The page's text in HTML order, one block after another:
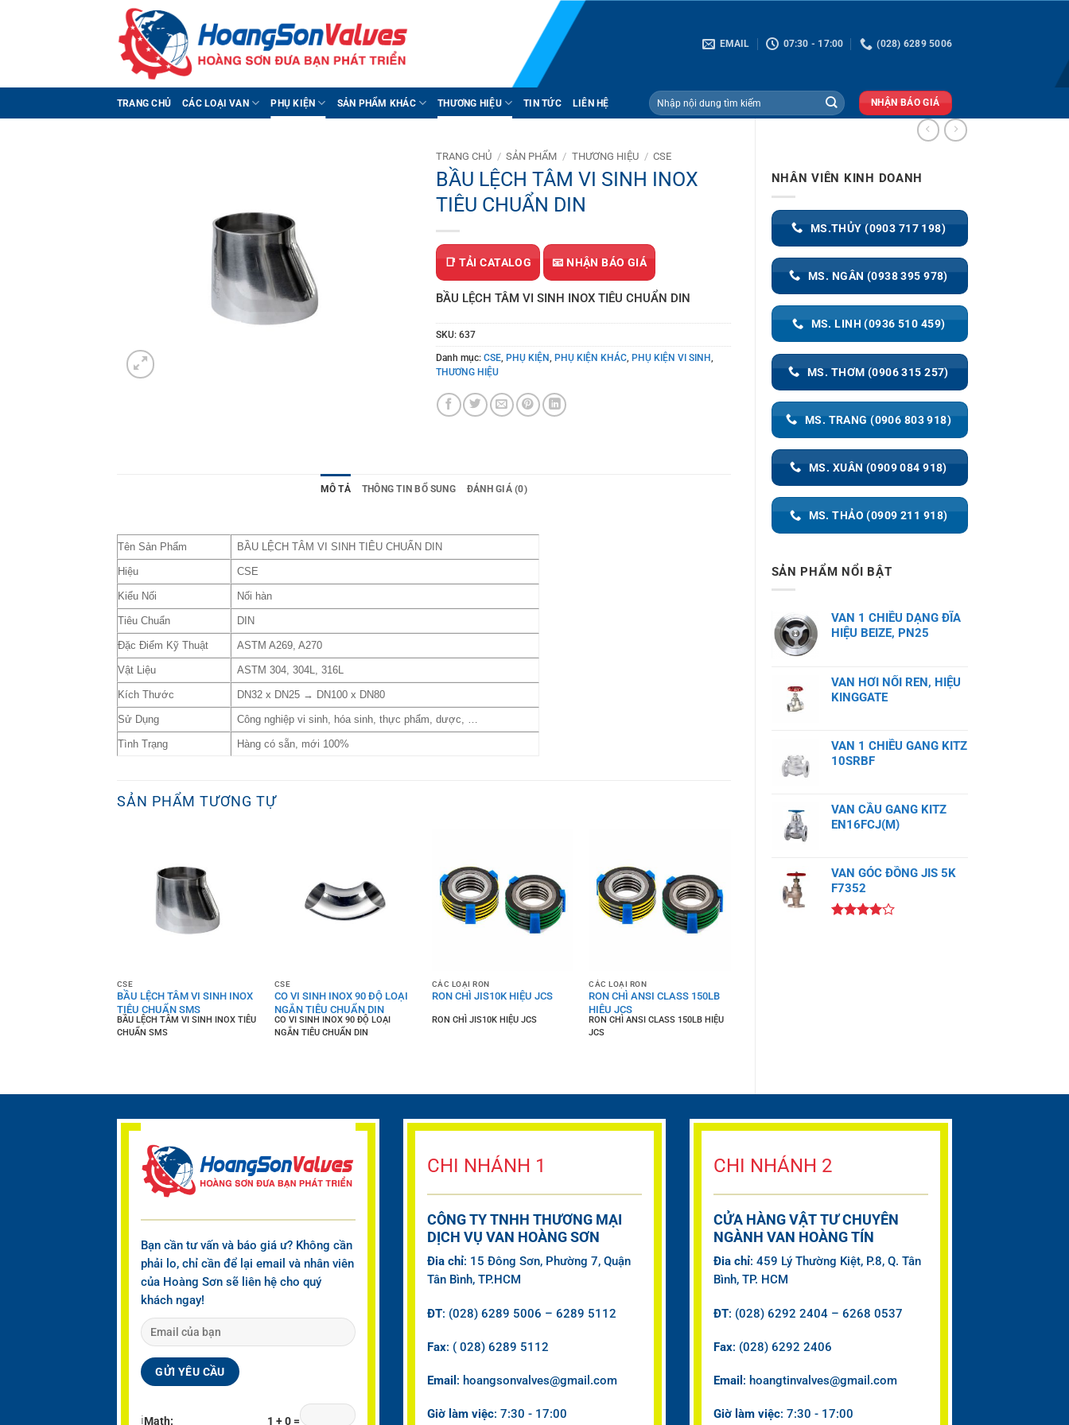
EMAIL 07:30 - 17:00 (028) 6289 5006
TRANG CHỦ CÁC LOẠI VAN PHỤ KIỆN SẢN PHẨM KHÁC THƯƠNG HIỆU TIN TỨC LIÊN HỆ
Tìm
kiếm:
NHẬN BÁO GIÁ
NHÂN VIÊN KINH DOANH
MS.THỦY (0903 717 198)
MS. NGÂN (0938 395 978)
MS. LINH (0936 510 459)
MS. THƠM (0906 315 257)
MS. TRANG (0906 803 918)
MS. XUÂN (0909 084 918)
MS. THẢO (0909 211 918)
SẢN PHẨM NỔI BẬT
VAN 1 CHIỀU DẠNG ĐĨA
HIỆU BEIZE, PN25
VAN HƠI NỐI REN, HIỆU
KINGGATE
VAN 1 CHIỀU GANG KITZ
10SRBF
VAN CẦU GANG KITZ
EN16FCJ(M)
VAN GÓC ĐỒNG JIS 5K
F7352
TRANG CHỦ / SẢN PHẨM / THƯƠNG HIỆU / CSE
BẦU LỆCH TÂM VI SINH INOX
TIÊU CHUẨN DIN
📑 TẢI CATALOG 📧 NHẬN BÁO GIÁ
BẦU LỆCH TÂM VI SINH INOX TIÊU CHUẨN DIN
SKU: 637
Danh mục: CSE, PHỤ KIỆN, PHỤ KIỆN KHÁC, PHỤ KIỆN VI SINH,
THƯƠNG HIỆU
MÔ TẢ THÔNG TIN BỔ SUNG ĐÁNH GIÁ (0)
Tên Sản Phẩm BẦU LỆCH TÂM VI SINH TIÊU CHUẨN DIN
Hiệu CSE
Kiểu Nối Nối hàn
Tiêu Chuẩn DIN
Đặc Điểm Kỹ Thuật ASTM A269, A270
Vật Liệu ASTM 304, 304L, 316L
Kích Thước DN32 x DN25 → DN100 x DN80
Sử Dụng Công nghiệp vi sinh, hóa sinh, thực phẩm, dược, …
Tình Trạng Hàng có sẵn, mới 100%
SẢN PHẨM TƯƠNG TỰ
CSE
BẦU LỆCH TÂM VI SINH INOX
TIÊU CHUẨN SMS
BẦU LỆCH TÂM VI SINH INOX TIÊU
CHUẨN SMS
CSE
CO VI SINH INOX 90 ĐỘ LOẠI
NGẮN TIÊU CHUẨN DIN
CO VI SINH INOX 90 ĐỘ LOẠI
NGẮN TIÊU CHUẨN DIN
CÁC LOẠI RON
RON CHÌ JIS10K HIỆU JCS
RON CHÌ JIS10K HIỆU JCS
CÁC LOẠI RON
RON CHÌ ANSI CLASS 150LB
HIỆU JCS
RON CHÌ ANSI CLASS 150LB HIỆU
JCS
Bạn cần tư vấn và báo giá ư? Không cần
phải lo, chỉ cần để lại email và nhân viên
của Hoàng Sơn sẽ liên hệ cho quý
khách ngay!
ℹMath: 1 + 0 =
CHI NHÁNH 1
CÔNG TY TNHH THƯƠNG MẠI
DỊCH VỤ VAN HOÀNG SƠN
Đia chỉ: 15 Đông Sơn, Phường 7, Quận
Tân Bình, TP.HCM
ĐT: (028) 6289 5006 – 6289 5112
Fax: ( 028) 6289 5112
Email : hoangsonvalves@gmail.com
Giờ làm việc: 7:30 - 17:00
CHI NHÁNH 2
CỬA HÀNG VẬT TƯ CHUYÊN
NGÀNH VAN HOÀNG TÍN
Đia chỉ: 459 Lý Thường Kiệt, P.8, Q. Tân
Bình, TP. HCM
ĐT: (028) 6292 2404 – 6268 0537
Fax: (028) 6292 2406
Email : hoangtinvalves@gmail.com
Giờ làm việc: 7:30 - 17:00